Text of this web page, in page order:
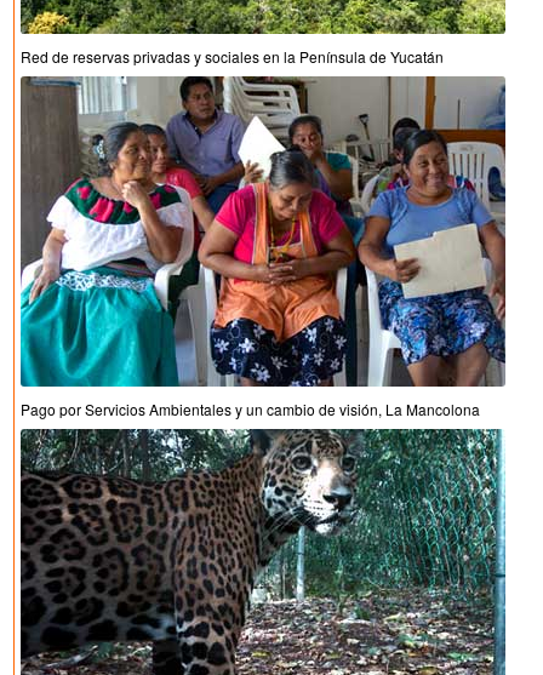
Red de reservas privadas y sociales en la Península de Yucatán
Pago por Servicios Ambientales y un cambio de visión, La Mancolona